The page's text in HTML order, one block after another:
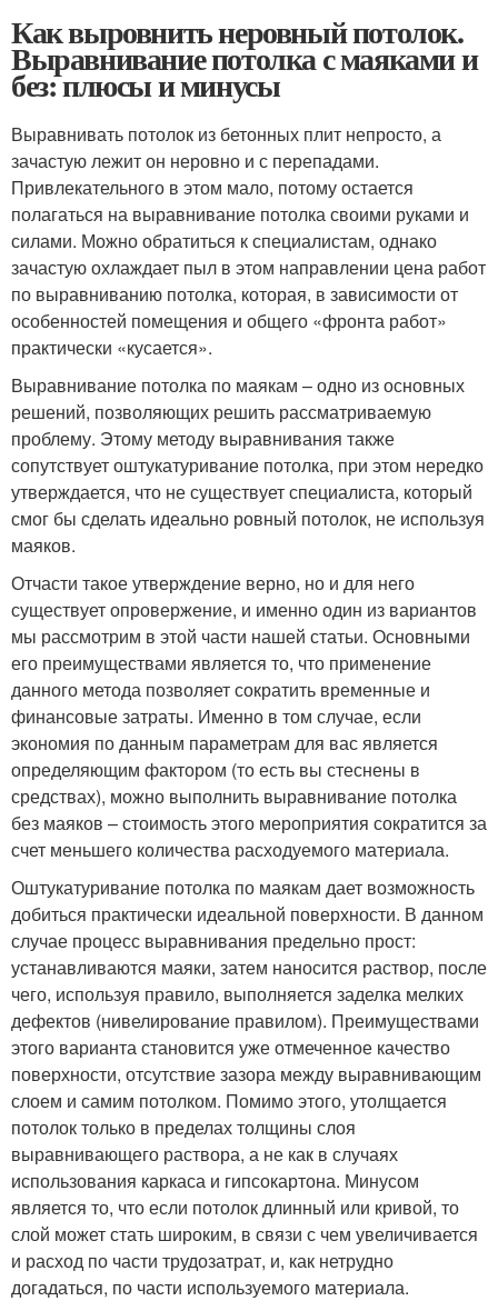
Как выровнить неровный потолок.
Выравнивание потолка с маяками и
без: плюсы и минусы
Выравнивать потолок из бетонных плит непросто, а
зачастую лежит он неровно и с перепадами.
Привлекательного в этом мало, потому остается
полагаться на выравнивание потолка своими руками и
силами. Можно обратиться к специалистам, однако
зачастую охлаждает пыл в этом направлении цена работ
по выравниванию потолка, которая, в зависимости от
особенностей помещения и общего «фронта работ»
практически «кусается».
Выравнивание потолка по маякам – одно из основных
решений, позволяющих решить рассматриваемую
проблему. Этому методу выравнивания также
сопутствует оштукатуривание потолка, при этом нередко
утверждается, что не существует специалиста, который
смог бы сделать идеально ровный потолок, не используя
маяков.
Отчасти такое утверждение верно, но и для него
существует опровержение, и именно один из вариантов
мы рассмотрим в этой части нашей статьи. Основными
его преимуществами является то, что применение
данного метода позволяет сократить временные и
финансовые затраты. Именно в том случае, если
экономия по данным параметрам для вас является
определяющим фактором (то есть вы стеснены в
средствах), можно выполнить выравнивание потолка
без маяков – стоимость этого мероприятия сократится за
счет меньшего количества расходуемого материала.
Оштукатуривание потолка по маякам дает возможность
добиться практически идеальной поверхности. В данном
случае процесс выравнивания предельно прост:
устанавливаются маяки, затем наносится раствор, после
чего, используя правило, выполняется заделка мелких
дефектов (нивелирование правилом). Преимуществами
этого варианта становится уже отмеченное качество
поверхности, отсутствие зазора между выравнивающим
слоем и самим потолком. Помимо этого, утолщается
потолок только в пределах толщины слоя
выравнивающего раствора, а не как в случаях
использования каркаса и гипсокартона. Минусом
является то, что если потолок длинный или кривой, то
слой может стать широким, в связи с чем увеличивается
и расход по части трудозатрат, и, как нетрудно
догадаться, по части используемого материала.